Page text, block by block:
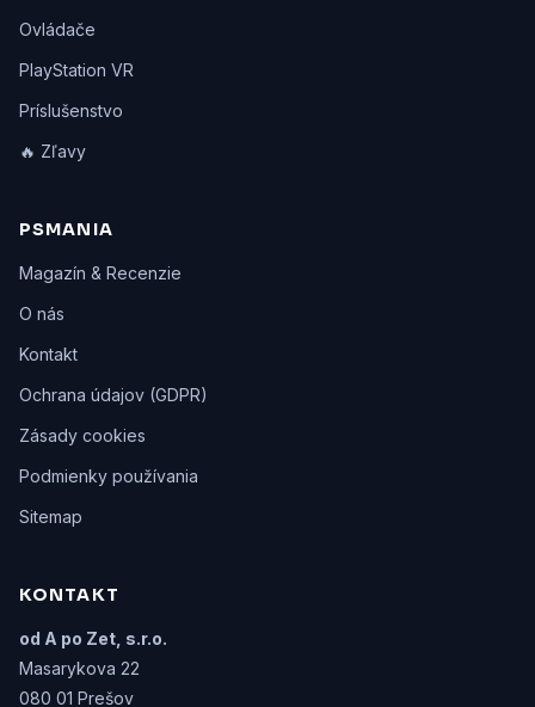
Ovládače
PlayStation VR
Príslušenstvo
🔥 Zľavy
PSMANIA
Magazín & Recenzie
O nás
Kontakt
Ochrana údajov (GDPR)
Zásady cookies
Podmienky používania
Sitemap
KONTAKT
od A po Zet, s.r.o.
Masarykova 22
080 01 Prešov